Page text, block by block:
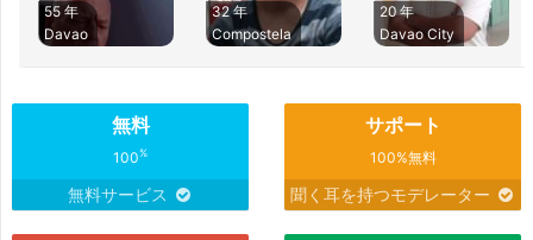
55 年
Davao
32 年
Compostela
20 年
Davao City
無料
100%
無料サービス
サポート
100%無料
聞く耳を持つモデレーター